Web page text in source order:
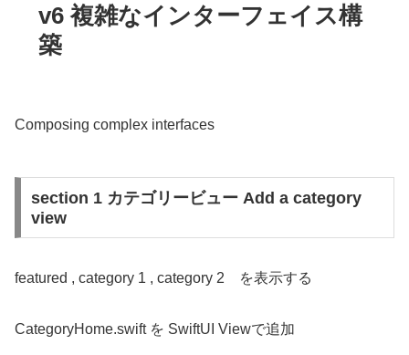
v6 複雑なインターフェイス構
築
Composing complex interfaces
section 1 カテゴリービュー Add a category
view
featured , category 1 , category 2 を表示する
CategoryHome.swift を SwiftUI Viewで追加